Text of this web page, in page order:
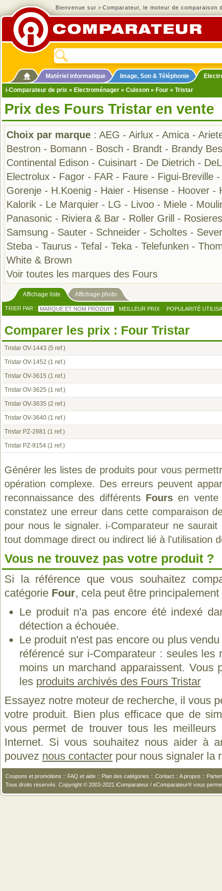
Bienvenue sur i-Comparateur, le moteur de comparaison
Matériel informatique Image, Son & Téléphonie
i-Comparateur de prix » Electroménager » Cuisson » Four » Tristar
Prix des Fours Tristar en vente
Choix par marque : AEG - Airlux - Amica -
Bestron - Bomann - Bosch - Brandt - Brandy
Continental Edison - Cuisinart - De Dietrich -
Electrolux - Fagor - FAR - Faure - Figui-Breville
Gorenje - H.Koenig - Haier - Hisense - Hoover -
Kalorik - Le Marquier - LG - Livoo - Miele -
Panasonic - Riviera & Bar - Roller Grill - Rosieres
Samsung - Sauter - Schneider - Scholtes -
Steba - Taurus - Tefal - Teka - Telefunken -
White & Brown
Voir toutes les marques des Fours
Affichage liste Affichage photo
TRIER PAR : MARQUE ET NOM PRODUIT MEILLEUR PRIX POPULARITÉ
Comparer les prix : Four Tristar
Tristar OV-1443 (5 ref.)
Tristar OV-1452 (1 ref.)
Tristar OV-3615 (1 ref.)
Tristar OV-3625 (1 ref.)
Tristar OV-3635 (2 ref.)
Tristar OV-3640 (1 ref.)
Tristar PZ-2881 (1 ref.)
Tristar PZ-9154 (1 ref.)
Générer les listes de produits pour vous
opération complexe. Des erreurs peuvent
reconnaissance des différents Foursen vente
constatez une erreur dans cette comparaison
pour nous le signaler. i-Comparateur ne
tout dommage direct ou indirect lié à l'utilisation
Vous ne trouvez pas votre produit ?
Si la référence que vous souhaitez
catégorie Four, cela peut être
Le produit n'a pas encore été indexé
détection a échouée.
Le produit n'est pas encore ou plus
référencé sur i-Comparateur : seules les
moins un marchand apparaissent. Vous
les produits archivés des Fours Tristar
Essayez notre moteur de recherche, il vous
votre produit. Bien plus efficace que de
vous permet de trouver tous les
Internet. Si vous souhaitez nous aider à
pouvez nous contacter pour nous signaler la
Coupons et promotions :: FAQ et aide :: Plan des catégories :: Contact :: A propos ::
Tous droits réservés. Copyright © 2003-2021 iComparateur / eComparateur® vous